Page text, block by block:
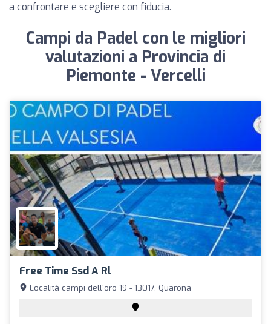
a confrontare e scegliere con fiducia.
Campi da Padel con le migliori
valutazioni a Provincia di
Piemonte - Vercelli
Free Time Ssd A Rl
Località campi dell'oro 19 - 13017, Quarona